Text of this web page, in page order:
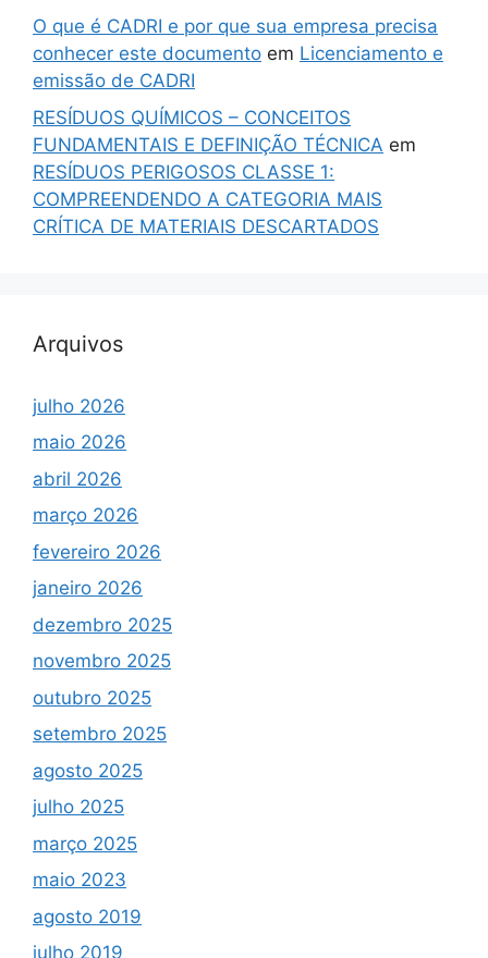
O que é CADRI e por que sua empresa precisa
conhecer este documento em Licenciamento e
emissão de CADRI
RESÍDUOS QUÍMICOS – CONCEITOS
FUNDAMENTAIS E DEFINIÇÃO TÉCNICA em
RESÍDUOS PERIGOSOS CLASSE 1:
COMPREENDENDO A CATEGORIA MAIS
CRÍTICA DE MATERIAIS DESCARTADOS
Arquivos
julho 2026
maio 2026
abril 2026
março 2026
fevereiro 2026
janeiro 2026
dezembro 2025
novembro 2025
outubro 2025
setembro 2025
agosto 2025
julho 2025
março 2025
maio 2023
agosto 2019
julho 2019